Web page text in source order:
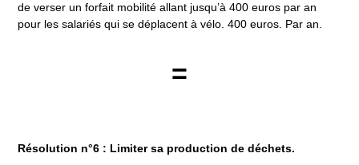
de verser un forfait mobilité allant jusqu’à 400 euros par an
pour les salariés qui se déplacent à vélo. 400 euros. Par an.
=
Résolution n°6 : Limiter sa production de déchets.